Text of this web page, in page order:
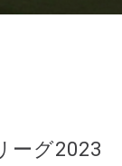
ーグ2023